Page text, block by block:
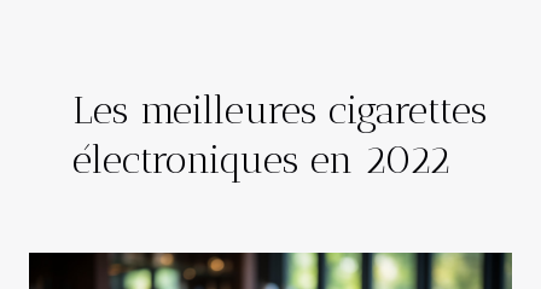
Les meilleures cigarettes
électroniques en 2022